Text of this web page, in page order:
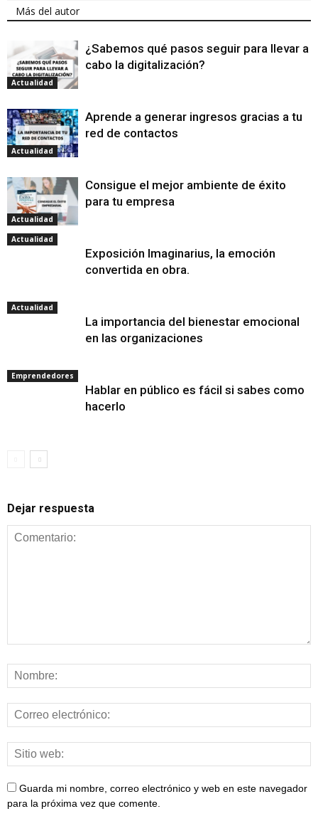
Más del autor
Actualidad
¿Sabemos qué pasos seguir para llevar a
cabo la digitalización?
Actualidad
Aprende a generar ingresos gracias a tu
red de contactos
Actualidad
Consigue el mejor ambiente de éxito
para tu empresa
Actualidad
Exposición Imaginarius, la emoción
convertida en obra.
Actualidad
La importancia del bienestar emocional
en las organizaciones
Emprendedores
Hablar en público es fácil si sabes como
hacerlo
Dejar respuesta
Guarda mi nombre, correo electrónico y web en este navegador
para la próxima vez que comente.